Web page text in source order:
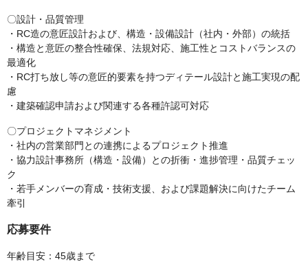
〇設計・品質管理
・RC造の意匠設計および、構造・設備設計（社内・外部）の統括
・構造と意匠の整合性確保、法規対応、施工性とコストバランスの
最適化
・RC打ち放し等の意匠的要素を持つディテール設計と施工実現の配
慮
・建築確認申請および関連する各種許認可対応
〇プロジェクトマネジメント
・社内の営業部門との連携によるプロジェクト推進
・協力設計事務所（構造・設備）との折衝・進捗管理・品質チェッ
ク
・若手メンバーの育成・技術支援、および課題解決に向けたチーム
牽引
応募要件
年齢目安：45歳まで